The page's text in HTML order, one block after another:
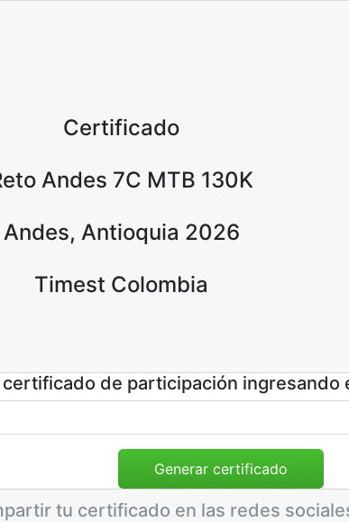
Certificado
Andes 7C MTB 130K
Andes, Antioquia 2026
Timest Colombia
de participación ingresando
tu certificado en las redes